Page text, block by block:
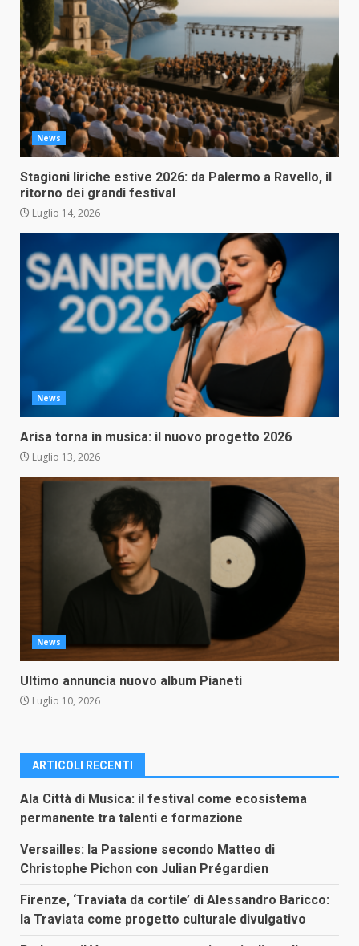
News
Stagioni liriche estive 2026: da Palermo a Ravello, il
ritorno dei grandi festival
Luglio 14, 2026
News
Arisa torna in musica: il nuovo progetto 2026
Luglio 13, 2026
News
Ultimo annuncia nuovo album Pianeti
Luglio 10, 2026
ARTICOLI RECENTI
Ala Città di Musica: il festival come ecosistema
permanente tra talenti e formazione
Versailles: la Passione secondo Matteo di
Christophe Pichon con Julian Prégardien
Firenze, ‘Traviata da cortile’ di Alessandro Baricco:
la Traviata come progetto culturale divulgativo